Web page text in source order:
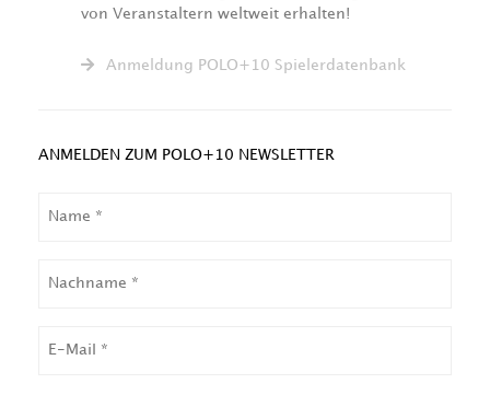
von Veranstaltern weltweit erhalten!
Anmeldung POLO+10 Spielerdatenbank
ANMELDEN ZUM POLO+10 NEWSLETTER